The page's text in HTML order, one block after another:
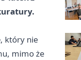
który nie
mimo że